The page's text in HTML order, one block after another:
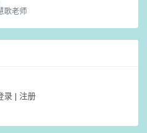
歌老师
录 | 注册